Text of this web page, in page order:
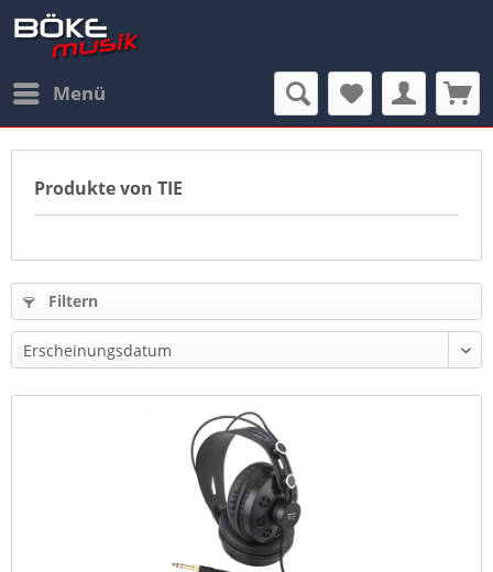
Menü
Produkte von TIE
Filtern